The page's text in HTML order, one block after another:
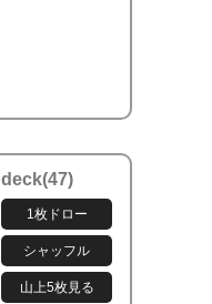
deck(47)